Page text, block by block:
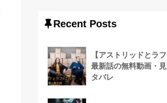
Recent Posts
【アストリッドとラ
最新話の無料動画・
タバレ